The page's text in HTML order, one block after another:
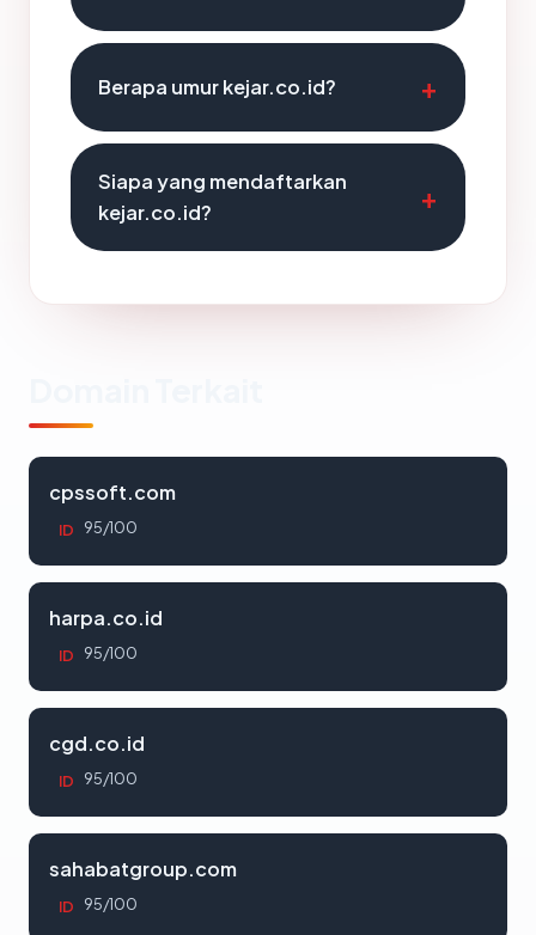
Berapa umur kejar.co.id?
Siapa yang mendaftarkan
kejar.co.id?
cpssoft.com
ID 95/100
harpa.co.id
ID 95/100
cgd.co.id
ID 95/100
sahabatgroup.com
ID 95/100